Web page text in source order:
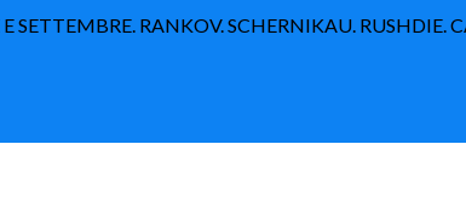
SETTEMBRE. RANKOV. SCHERNIKAU. RUSHDIE.